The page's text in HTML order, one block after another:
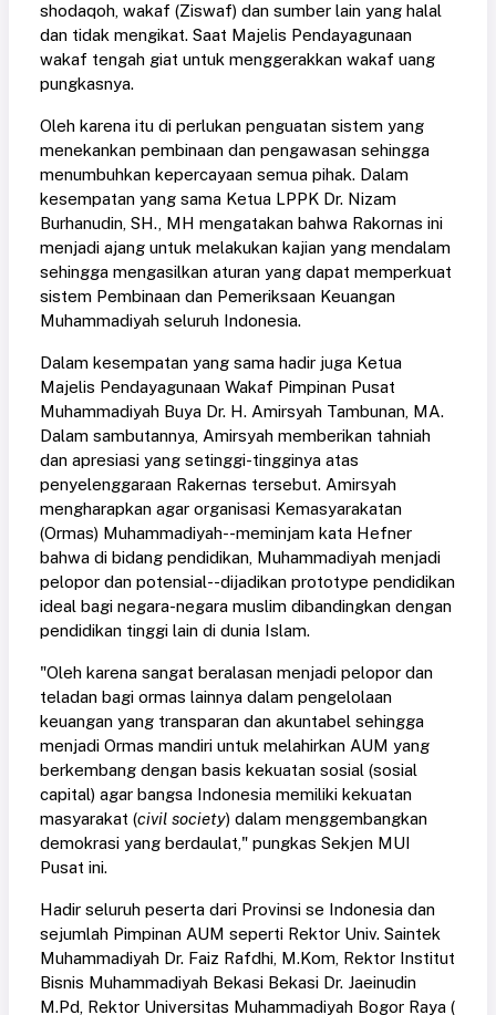
shodaqoh, wakaf (Ziswaf) dan sumber lain yang halal
dan tidak mengikat. Saat Majelis Pendayagunaan
wakaf tengah giat untuk menggerakkan wakaf uang
pungkasnya.
Oleh karena itu di perlukan penguatan sistem yang
menekankan pembinaan dan pengawasan sehingga
menumbuhkan kepercayaan semua pihak. Dalam
kesempatan yang sama Ketua LPPK Dr. Nizam
Burhanudin, SH., MH mengatakan bahwa Rakornas ini
menjadi ajang untuk melakukan kajian yang mendalam
sehingga mengasilkan aturan yang dapat memperkuat
sistem Pembinaan dan Pemeriksaan Keuangan
Muhammadiyah seluruh Indonesia.
Dalam kesempatan yang sama hadir juga Ketua
Majelis Pendayagunaan Wakaf Pimpinan Pusat
Muhammadiyah Buya Dr. H. Amirsyah Tambunan, MA.
Dalam sambutannya, Amirsyah memberikan tahniah
dan apresiasi yang setinggi-tingginya atas
penyelenggaraan Rakernas tersebut. Amirsyah
mengharapkan agar organisasi Kemasyarakatan
(Ormas) Muhammadiyah--meminjam kata Hefner
bahwa di bidang pendidikan, Muhammadiyah menjadi
pelopor dan potensial--dijadikan prototype pendidikan
ideal bagi negara-negara muslim dibandingkan dengan
pendidikan tinggi lain di dunia Islam.
"Oleh karena sangat beralasan menjadi pelopor dan
teladan bagi ormas lainnya dalam pengelolaan
keuangan yang transparan dan akuntabel sehingga
menjadi Ormas mandiri untuk melahirkan AUM yang
berkembang dengan basis kekuatan sosial (sosial
capital) agar bangsa Indonesia memiliki kekuatan
masyarakat (civil society) dalam menggembangkan
demokrasi yang berdaulat," pungkas Sekjen MUI
Pusat ini.
Hadir seluruh peserta dari Provinsi se Indonesia dan
sejumlah Pimpinan AUM seperti Rektor Univ. Saintek
Muhammadiyah Dr. Faiz Rafdhi, M.Kom, Rektor Institut
Bisnis Muhammadiyah Bekasi Bekasi Dr. Jaeinudin
M.Pd, Rektor Universitas Muhammadiyah Bogor Raya (